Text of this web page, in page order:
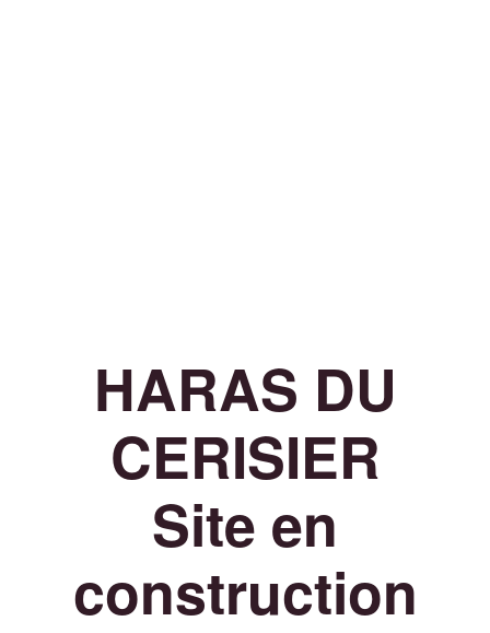
HARAS DU
CERISIER
Site en
construction